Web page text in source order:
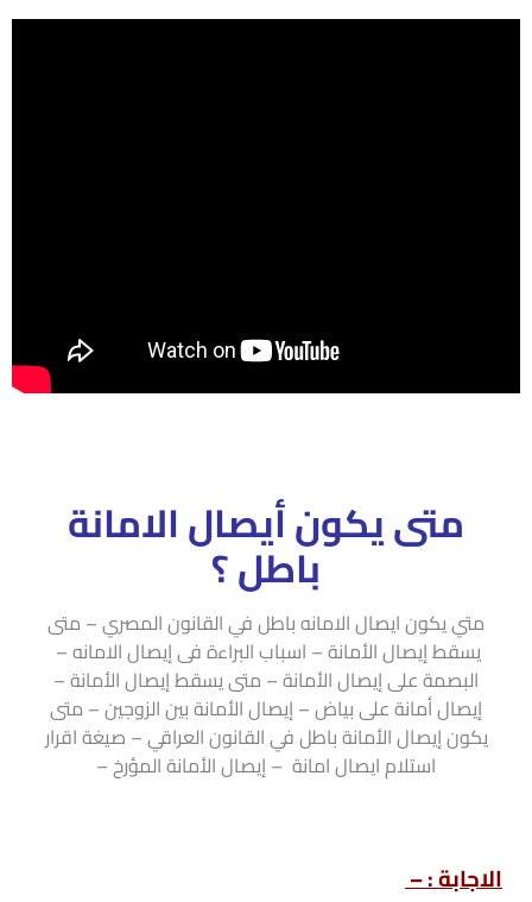
متى يكون أيصال الامانة
باطل ؟
متي يكون ايصال الامانه باطل في القانون المصري – متى
يسقط إيصال الأمانة – اسباب البراءة فى إيصال الامانه –
البصمة على إيصال الأمانة – متى يسقط إيصال الأمانة –
إيصال أمانة على بياض – إيصال الأمانة بين الزوجين – متى
يكون إيصال الأمانة باطل في القانون العراقي – صيغة اقرار
استلام ايصال امانة – إيصال الأمانة المؤرخ –
الاجابة : –